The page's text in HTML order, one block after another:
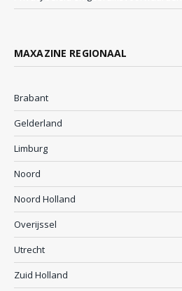
MAXAZINE REGIONAAL
Brabant
Gelderland
Limburg
Noord
Noord Holland
Overijssel
Utrecht
Zuid Holland